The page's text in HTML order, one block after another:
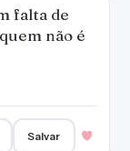
falta de
não é
Salvar